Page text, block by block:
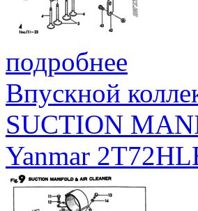
подробнее
Впускной
SUCTION
Yanmar